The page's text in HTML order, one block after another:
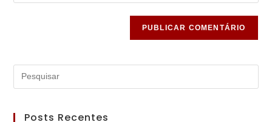
Posts Recentes